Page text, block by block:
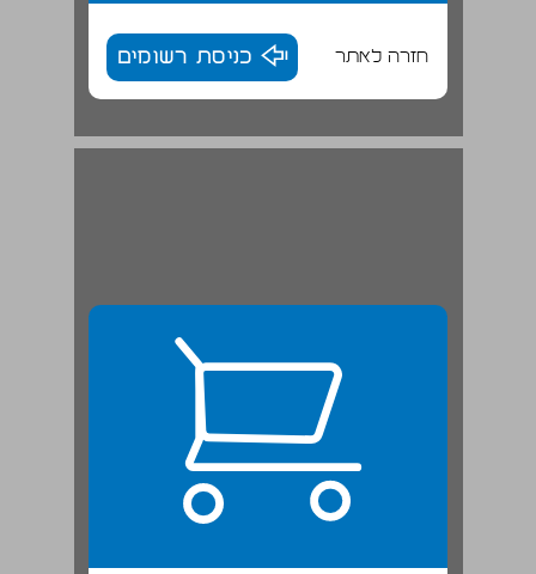
חזרה לאתר כניסת רשומים